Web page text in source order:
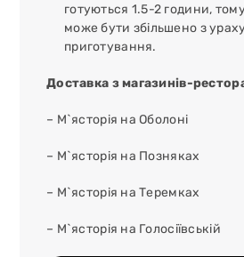
готуються 1.5-2 години,
може бути збільшено з
приготування.
Доставка з магазинів-
– М`ясторія на Оболоні
– М`ясторія на Позняках
– М`ясторія на Теремках
– М`ясторія на Голосіївській